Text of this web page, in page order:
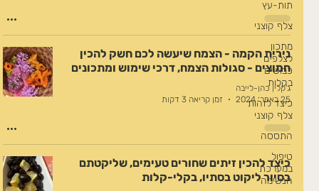
תות-עץ
צלף קוצני
מתכון
לצלפים
כבושים
בקלות
כיצד לזהות
צלף קוצני
התססה
טיפול
במערכת
הנשימה
נירית הקמה - הצמח שיעשה לכם חשק להכין
חמוצים - סגולות הצמח, דרכי שימוש ומתכונים
ג'קלין כהן-לייבה
25 באפר׳ 2024
זמן קריאה 3 דקות
כיצד להכין זיתים שחורים טעימים, שליקטתם
בסיור ליקוט בסתיו, בקלי-קלות